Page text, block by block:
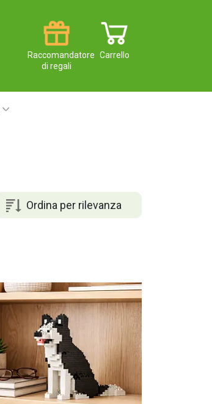
Carrello
Raccomandatore
di regali
Ordina per rilevanza